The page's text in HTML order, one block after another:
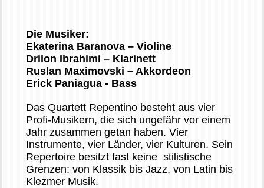
Die Musiker:
Ekaterina Baranova – Violine
Drilon Ibrahimi – Klarinett
Ruslan Maximovski – Akkordeon
Erick Paniagua - Bass
Das Quartett Repentino besteht aus vier
Profi-Musikern, die sich ungefähr vor einem
Jahr zusammen getan haben. Vier
Instrumente, vier Länder, vier Kulturen. Sein
Repertoire besitzt fast keine stilistische
Grenzen: von Klassik bis Jazz, von Latin bis
Klezmer Musik.